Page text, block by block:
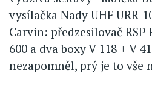
vysílačka Nady UHF URR-
Carvin: předzesilovač RSP
600 a dva boxy V 118 + V
nezapomněl, prý je to vše